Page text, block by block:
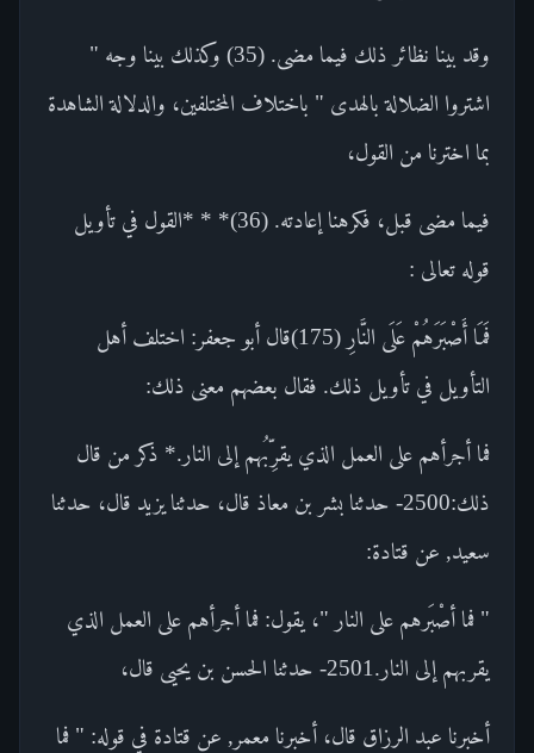
وقد بينا نظائر ذلك فيما مضى. (35) وكذلك بينا وجه "
اشتروا الضلالة بالهدى " باختلاف المختلفين، والدلالة الشاهدة
بما اخترنا من القول،
فيما مضى قبل، فكرهنا إعادته. (36)* * *القول في تأويل
قوله تعالى :
فَمَا أَصْبَرَهُمْ عَلَى النَّارِ (175)قال أبو جعفر: اختلف أهل
التأويل في تأويل ذلك. فقال بعضهم معنى ذلك:
فما أجرأهم على العمل الذي يقرِّبُهم إلى النار.* ذكر من قال
ذلك:2500- حدثنا بشر بن معاذ قال، حدثنا يزيد قال، حدثنا
سعيد, عن قتادة:
" فما أصْبَرهم على النار "، يقول: فما أجرأهم على العمل الذي
يقربهم إلى النار.2501- حدثنا الحسن بن يحيى قال،
أخبرنا عبد الرزاق قال، أخبرنا معمر, عن قتادة في قوله: " فما